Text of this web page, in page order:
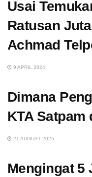
Usai
Ratusan
Achmad
9 APRIL 2024
Dimana
KTA
21 AUGUST 2025
Mengingat 5